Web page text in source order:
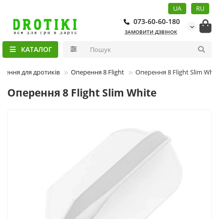
UA RU
073-60-60-180
ЗАМОВИТИ ДЗВІНОК
КАТАЛОГ
для дротиків Оперення 8 Flight Оперення 8 Flight Slim
Оперення 8 Flight Slim White